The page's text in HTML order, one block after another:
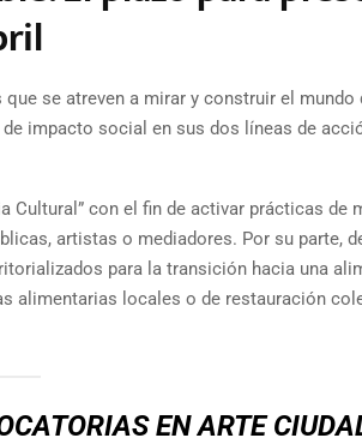
se atreven a mirar y construir el mundo
impacto social en sus dos líneas de
Cultural” con el fin de activar prácticas de
artistas o mediadores. Por su parte,
para la transición hacia una
alimentarias locales o de restauración
EN ARTE